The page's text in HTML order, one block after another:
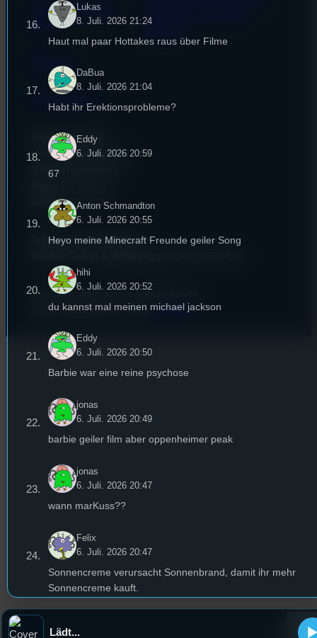
Cookie-Richtlinie
(EU)
Start your own radio
Studentenfunk
Universitätsstraße 31
93053 Regensburg
Studio:SH 1.39
Telefon:0941 9435784
Überblick über unsere Mailadressen
und Kontaktformular unterKontakt!
Lukas
8. Juli. 2026 21:24
Haut mal paar Hottakes raus über Filme
DaBua
8. Juli. 2026 21:04
Habt ihr Erektionsprobleme?
Eddy
6. Juli. 2026 20:59
67
Anton Schmandton
6. Juli. 2026 20:55
Heyo meine Minecraft Freunde geiler Song
hihi
6. Juli. 2026 20:52
du kannst mal meinen michael jackson
Eddy
6. Juli. 2026 20:50
Barbie war eine reine psychose
jonas
6. Juli. 2026 20:49
barbie geiler film aber oppenheimer peak
jonas
6. Juli. 2026 20:47
wann marKuss??
Felix
6. Juli. 2026 20:47
Sonnencreme verursacht Sonnenbrand, damit ihr mehr
Sonnencreme kauft.
6. Juli. 2026 20:46
Lädt...